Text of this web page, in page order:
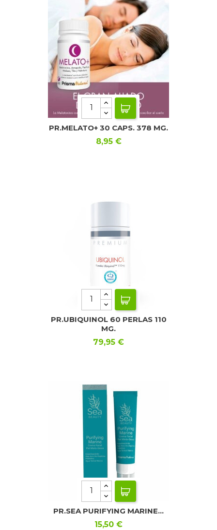
PR.MELATO+ 30 CAPS. 378 MG.
Precio
8,95 €
PR.UBIQUINOL 60 PERLAS 110
MG.
Precio
79,95 €
PR.SEA PURIFYING MARINE...
Precio
15,50 €